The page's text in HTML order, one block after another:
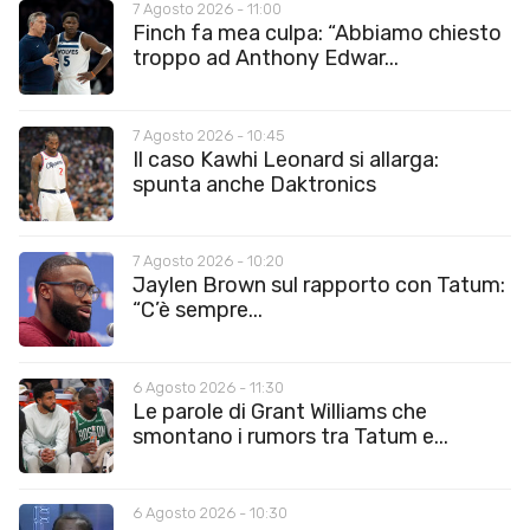
7 Agosto 2026 - 11:00
Finch fa mea culpa: “Abbiamo chiesto
troppo ad Anthony Edwar...
7 Agosto 2026 - 10:45
Il caso Kawhi Leonard si allarga:
spunta anche Daktronics
7 Agosto 2026 - 10:20
Jaylen Brown sul rapporto con Tatum:
“C’è sempre...
6 Agosto 2026 - 11:30
Le parole di Grant Williams che
smontano i rumors tra Tatum e...
6 Agosto 2026 - 10:30